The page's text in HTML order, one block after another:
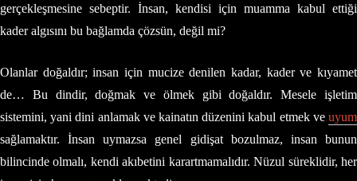
gerçekleşmesine sebeptir. İnsan, kendisi için muamma kabul ettiği
kader algısını bu bağlamda çözsün, değil mi?
Olanlar doğaldır; insan için mucize denilen kadar, kader ve kıyamet
de… Bu dindir, doğmak ve ölmek gibi doğaldır. Mesele işletim
sistemini, yani dini anlamak ve kainatın düzenini kabul etmek ve uyum
sağlamaktır. İnsan uymazsa genel gidişat bozulmaz, insan bunun
bilincinde olmalı, kendi akıbetini karartmamalıdır. Nüzul süreklidir, her